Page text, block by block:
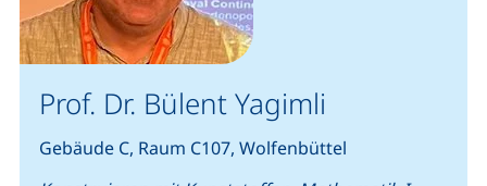
Prof. Dr. Bülent Yagimli
Gebäude C, Raum C107, Wolfenbüttel